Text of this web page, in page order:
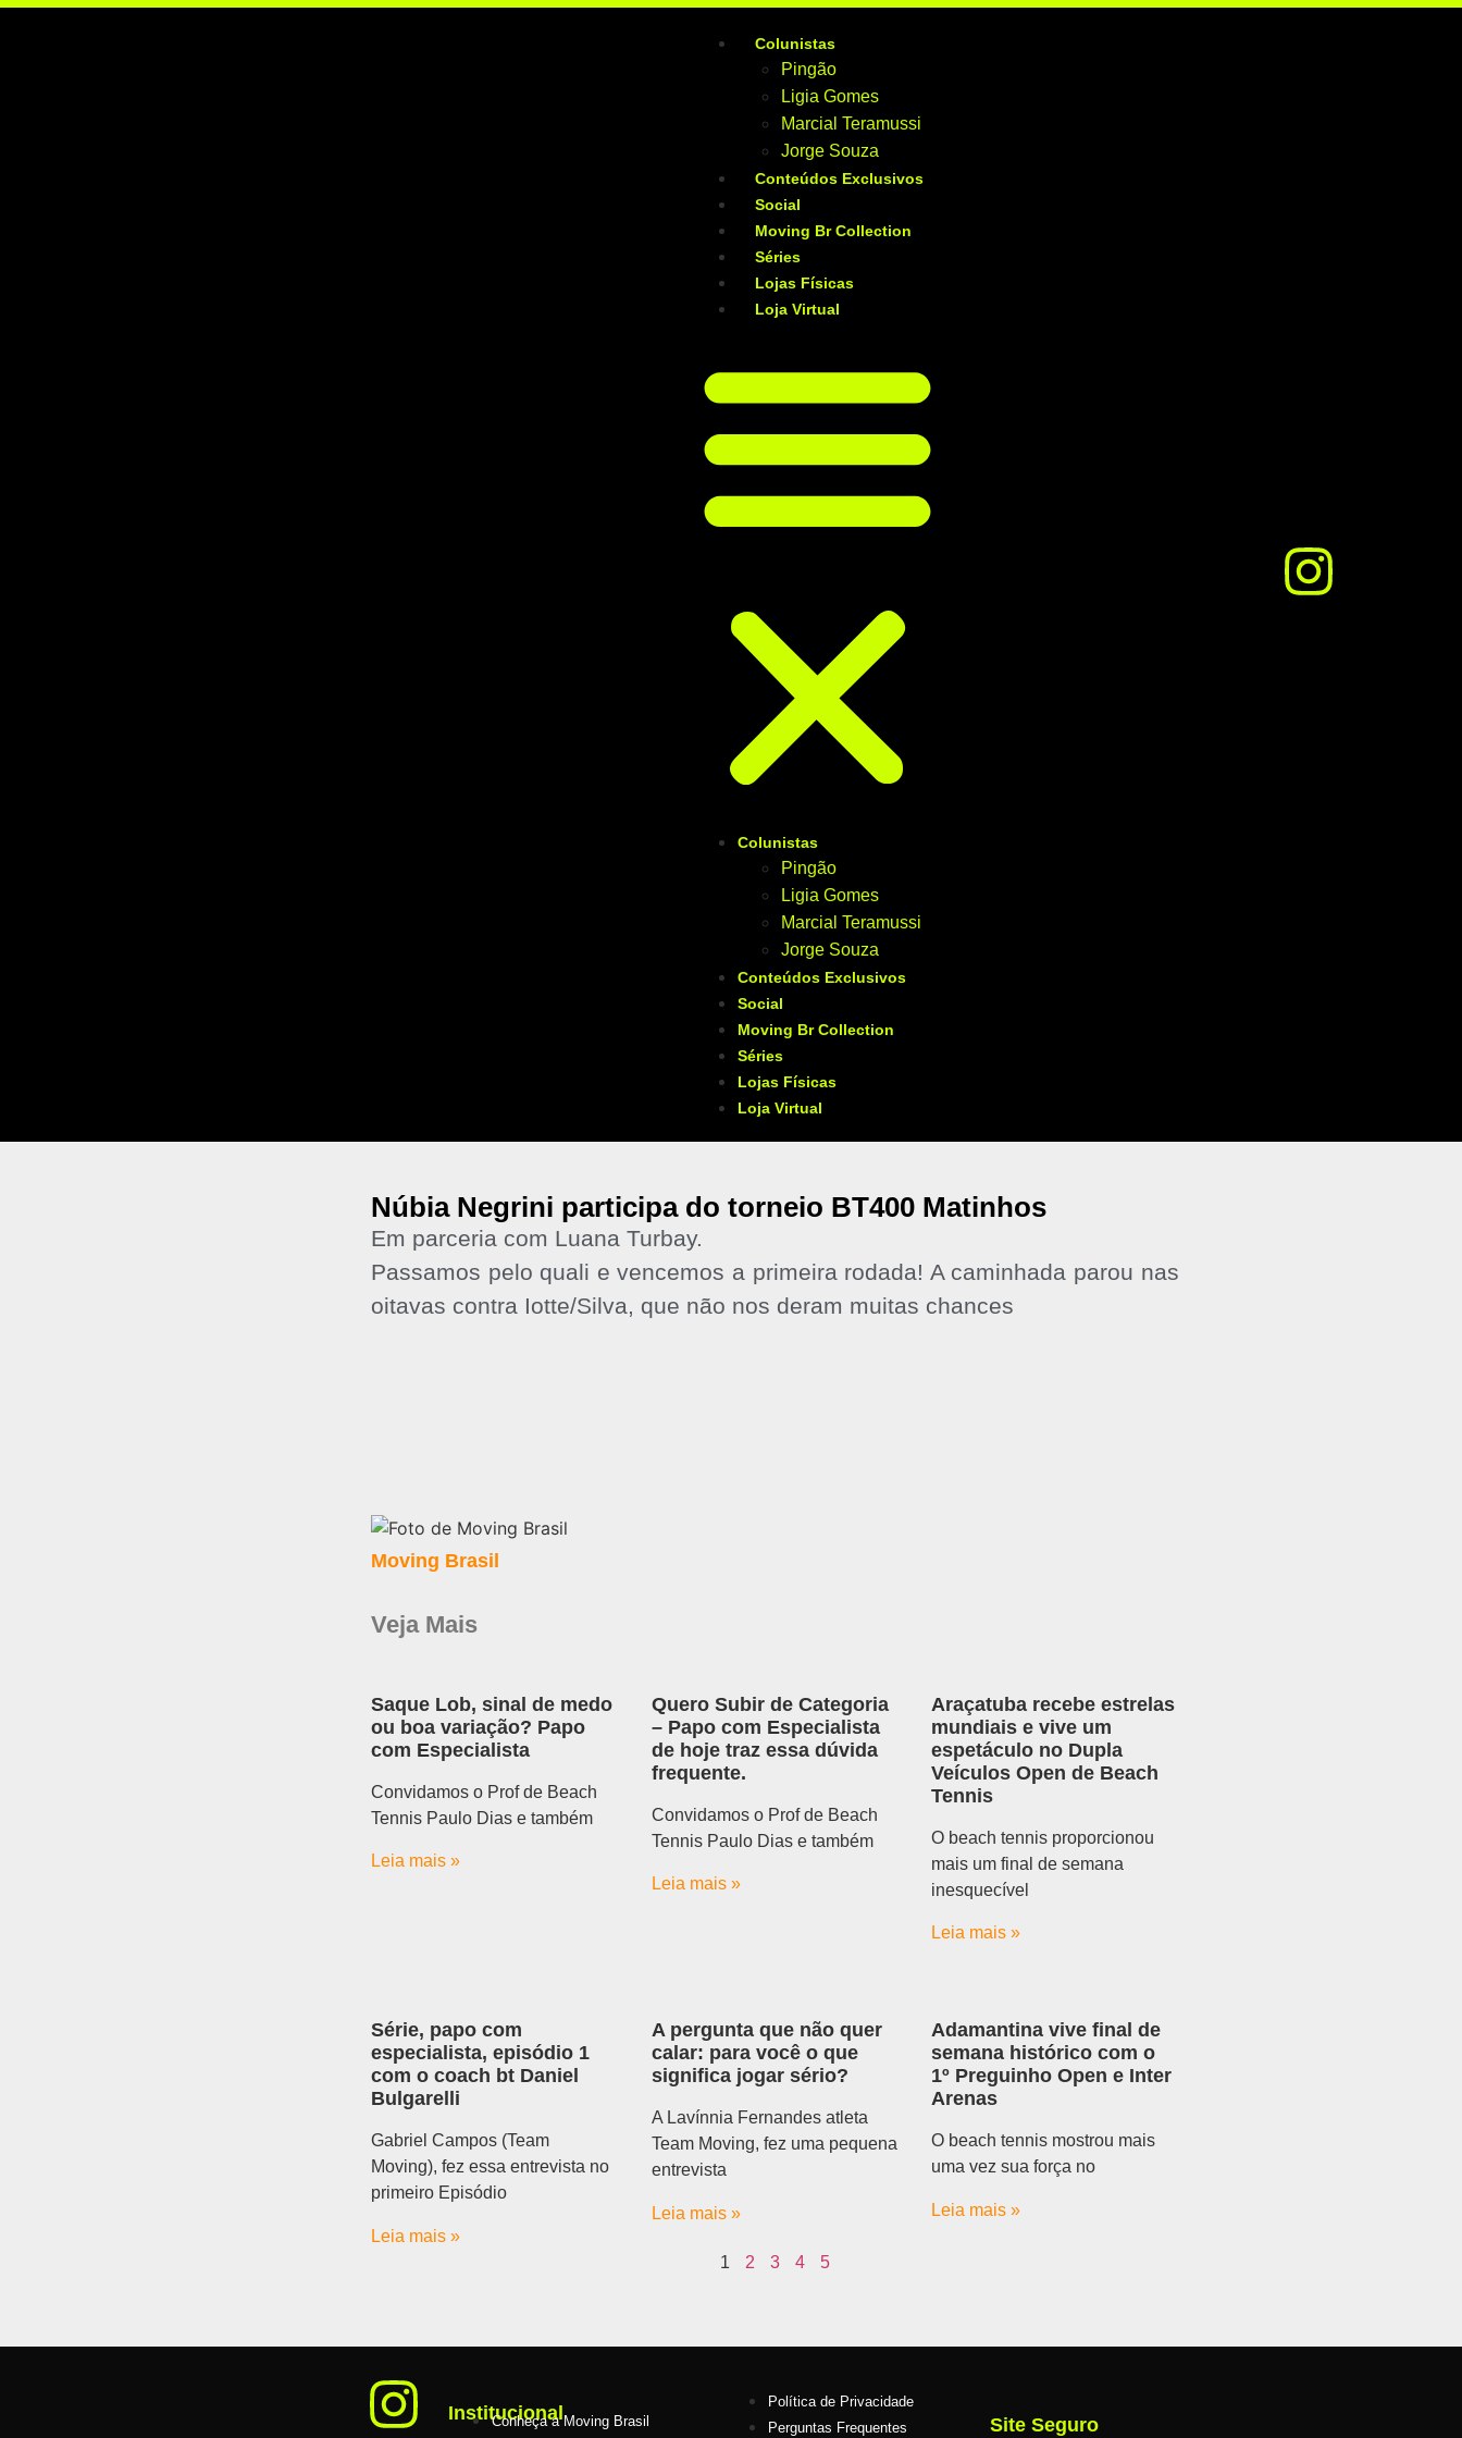
Colunistas
Pingão
Ligia Gomes
Marcial Teramussi
Jorge Souza
Conteúdos Exclusivos
Social
Moving Br Collection
Séries
Lojas Físicas
Loja Virtual
Colunistas
Pingão
Ligia Gomes
Marcial Teramussi
Jorge Souza
Conteúdos Exclusivos
Social
Moving Br Collection
Séries
Lojas Físicas
Loja Virtual
Núbia Negrini participa do torneio BT400 Matinhos
Em parceria com Luana Turbay.
Passamos pelo quali e vencemos a primeira rodada! A caminhada parou nas
oitavas contra Iotte/Silva, que não nos deram muitas chances
Moving Brasil
Veja Mais
Saque Lob, sinal de medo
ou boa variação? Papo
com Especialista
Convidamos o Prof de Beach
Tennis Paulo Dias e também
Leia mais »
Quero Subir de Categoria
– Papo com Especialista
de hoje traz essa dúvida
frequente.
Convidamos o Prof de Beach
Tennis Paulo Dias e também
Leia mais »
Araçatuba recebe estrelas
mundiais e vive um
espetáculo no Dupla
Veículos Open de Beach
Tennis
O beach tennis proporcionou
mais um final de semana
inesquecível
Leia mais »
Série, papo com
especialista, episódio 1
com o coach bt Daniel
Bulgarelli
Gabriel Campos (Team
Moving), fez essa entrevista no
primeiro Episódio
Leia mais »
A pergunta que não quer
calar: para você o que
significa jogar sério?
A Lavínnia Fernandes atleta
Team Moving, fez uma pequena
entrevista
Leia mais »
Adamantina vive final de
semana histórico com o
1º Preguinho Open e Inter
Arenas
O beach tennis mostrou mais
uma vez sua força no
Leia mais »
1 2 3 4 5
Institucional
Conheça a Moving Brasil
Política de Privacidade
Perguntas Frequentes
Site Seguro